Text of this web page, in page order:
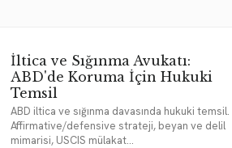
İltica ve Sığınma Avukatı:
ABD'de Koruma İçin Hukuki
Temsil
ABD iltica ve sığınma davasında hukuki temsil.
Affirmative/defensive strateji, beyan ve delil
mimarisi, USCIS mülakat...